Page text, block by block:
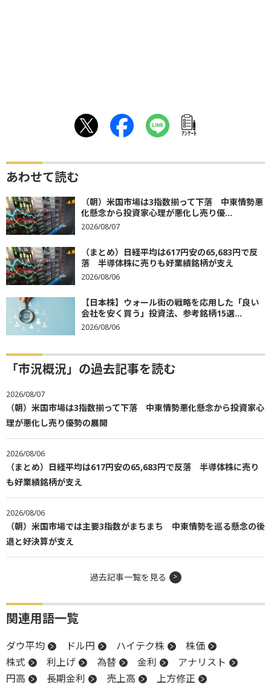
ｱﾝｹｰﾄ
あわせて読む
（朝）米国市場は3指数揃って下落 中東情勢悪
化懸念から投資家心理が悪化し売り優...
2026/08/07
（まとめ）日経平均は617円安の65,683円で反
落 半導体株に売りも好業績銘柄が支え
2026/08/06
【日本株】ウォール街の戦略を応用した「良い
会社を安く買う」投資法、参考銘柄15選...
2026/08/06
「市況概況」の過去記事を読む
2026/08/07
（朝）米国市場は3指数揃って下落 中東情勢悪化懸念から投資家心
理が悪化し売り優勢の展開
2026/08/06
（まとめ）日経平均は617円安の65,683円で反落 半導体株に売り
も好業績銘柄が支え
2026/08/06
（朝）米国市場では主要3指数がまちまち 中東情勢を巡る懸念の後
退と好決算が支え
過去記事一覧を見る
関連用語一覧
ダウ平均 ドル円 ハイテク株
株価
株式
利上げ 為替 金利
アナリスト
円高
長期金利 売上高
上方修正